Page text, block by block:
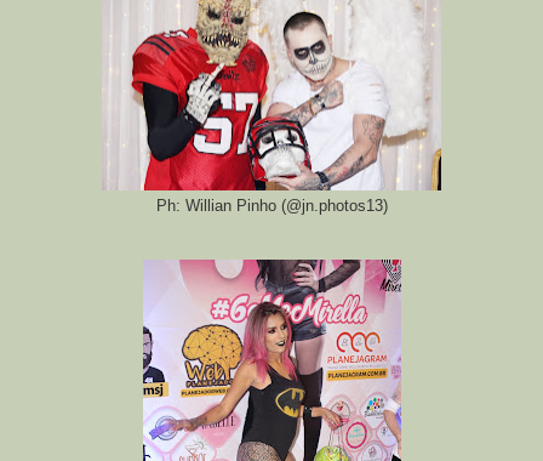
Ph: Willian Pinho (@jn.photos13)